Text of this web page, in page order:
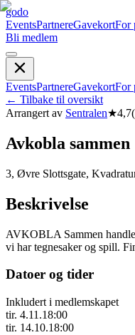
godo
EventsPartnereGavekortFor
Bli medlem
EventsPartnereGavekortFor
← Tilbake til oversikt
Arrangert av Sentralen★4,7(
Avkobla sammen
3, Øvre Slottsgate,
Beskrivelse
AVKOBLA Sammen
vi har tegnesaker og spill.
Datoer og tider
Inkludert i medlemskapet
tir. 4.11.18:00
tir. 14.10.18:00